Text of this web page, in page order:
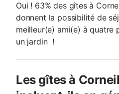
Oui ! 63% des gîtes à
donnent la possibilité de
meilleur(e) ami(e) à quatre
un jardin !
Les gîtes à